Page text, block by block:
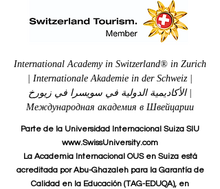
International Academy in Switzerland® in Zurich
| Internationale Akademie in der Schweiz |
الأكاديمية الدولية في سويسرا في زيورخ |
Международная академия в Швейцарии
Parte de la Universidad Internacional Suiza SIU
www.SwissUniversity.com
La Academia Internacional OUS en Suiza está
acreditada por Abu-Ghazaleh para la Garantía de
Calidad en la Educación (TAG-EDUQA), en